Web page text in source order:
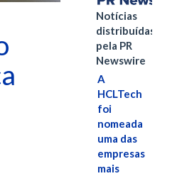
Notícias
distribuídas
pela PR
Newswire
A
HCLTech
foi
nomeada
uma das
empresas
mais